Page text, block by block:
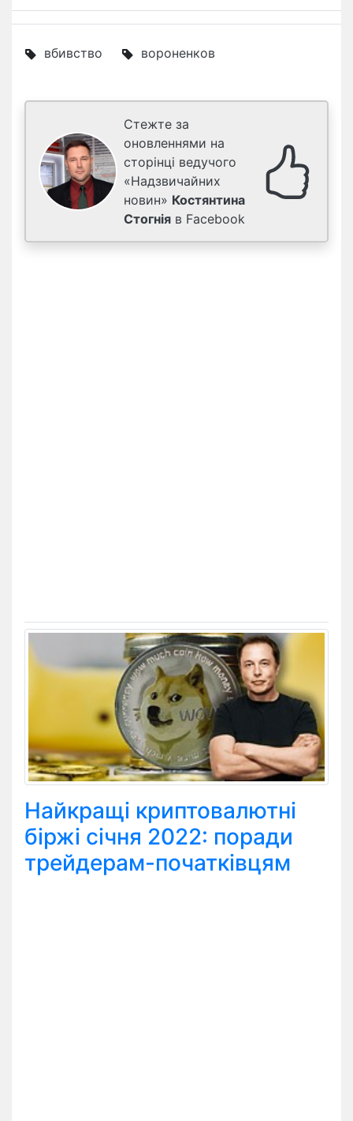
вбивство вороненков
Стежте за
оновленнями на
сторінці ведучого
«Надзвичайних
новин» Костянтина
Стогнія в Facebook
Найкращі криптовалютні
біржі січня 2022: поради
трейдерам-початківцям